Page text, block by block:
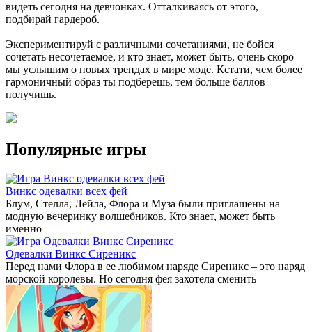
видеть сегодня на девчонках. Отталкиваясь от этого,
подбирай гардероб.
Экспериментируй с различными сочетаниями, не бойся
сочетать несочетаемое, и кто знает, может быть, очень скоро
мы услышим о новых трендах в мире моде. Кстати, чем более
гармоничный образ ты подберешь, тем больше баллов
получишь.
Популярные игры
Винкс одевалки всех фей
Блум, Стелла, Лейла, Флора и Муза были приглашены на
модную вечеринку волшебников. Кто знает, может быть
именно
Одевалки Винкс Сиреникс
Перед нами Флора в ее любимом наряде Сиреникс – это наряд
морской королевы. Но сегодня фея захотела сменить